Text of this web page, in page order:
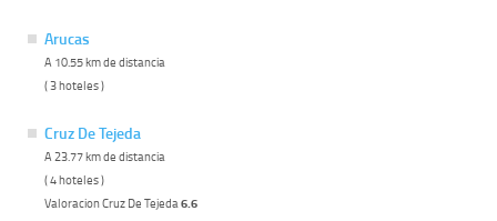
Arucas
A 10.55 km de distancia
( 3 hoteles )
Cruz De Tejeda
A 23.77 km de distancia
( 4 hoteles )
Valoracion Cruz De Tejeda 6.6